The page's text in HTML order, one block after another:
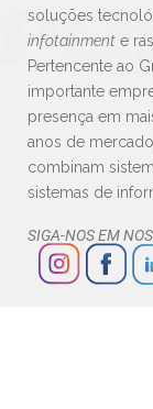
soluções
infotainment e
Pertencente ao
importante
presença em
anos de
combinam
sistemas de
SIGA-NOS EM